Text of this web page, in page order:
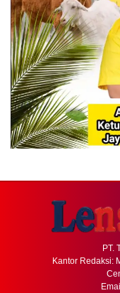
PT.
Kantor Redaksi: